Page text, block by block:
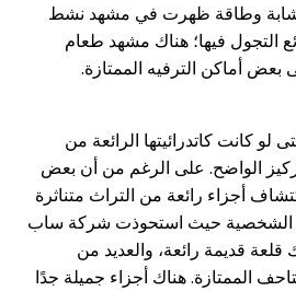
شابة وطاقة ظهرت في مشهد نشط
التجول فيها؛ هناك مشهد طعام
بعض أماكن الترفيه الممتازة.
لو كانت كاتدرائيتها الرائعة من
الواضح. على الرغم من أن بعض
أجزاء رائعة من التراث متناثرة
الشخصية حيث استحوذت شركة ساب
قلعة قديمة رائعة، والعديد من
الممتازة. هناك أجزاء جميلة جدًا